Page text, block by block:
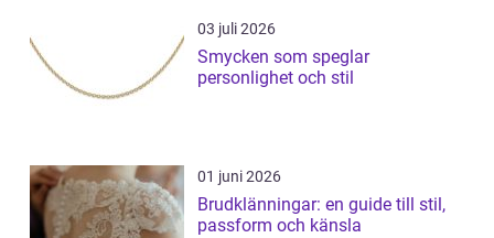
03 juli 2026
Smycken som speglar
personlighet och stil
01 juni 2026
Brudklänningar: en guide till stil,
passform och känsla